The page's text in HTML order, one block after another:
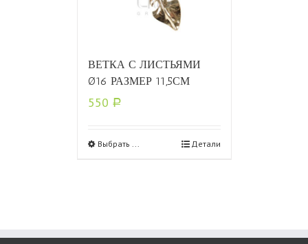
ВЕТКА С ЛИСТЬЯМИ
Ø16 РАЗМЕР 11,5СМ
550 Р
Выбрать ... Детали